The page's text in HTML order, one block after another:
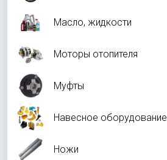
Масло, жидкости
Моторы отопителя
Муфты
Навесное оборудование
Ножи